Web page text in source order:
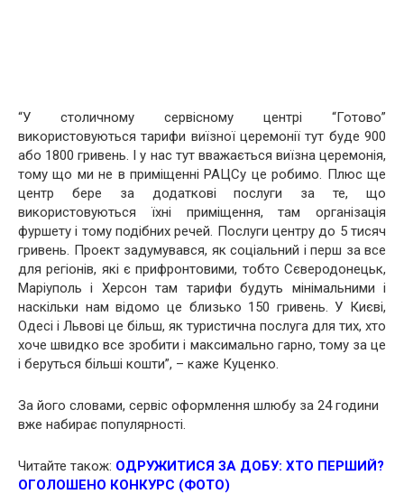
“У столичному сервісному центрі “Готово”
використовуються тарифи виїзної церемонії тут буде 900
або 1800 гривень. І у нас тут вважається виїзна церемонія,
тому що ми не в приміщенні РАЦСу це робимо. Плюс ще
центр бере за додаткові послуги за те, що
використовуються їхні приміщення, там організація
фуршету і тому подібних речей. Послуги центру до 5 тисяч
гривень. Проект задумувався, як соціальний і перш за все
для регіонів, які є прифронтовими, тобто Сєверодонецьк,
Маріуполь і Херсон там тарифи будуть мінімальними і
наскільки нам відомо це близько 150 гривень. У Києві,
Одесі і Львові це більш, як туристична послуга для тих, хто
хоче швидко все зробити і максимально гарно, тому за це
і беруться більші кошти”, – каже Куценко.
За його словами, сервіс оформлення шлюбу за 24 години
вже набирає популярності.
Читайте також: ОДРУЖИТИСЯ ЗА ДОБУ: ХТО ПЕРШИЙ?
ОГОЛОШЕНО КОНКУРС (ФОТО)